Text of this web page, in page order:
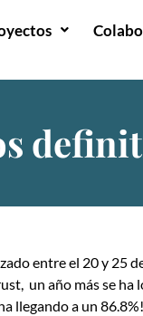
entre el 20 y 25
un año más se
llegando a un 86.8%!